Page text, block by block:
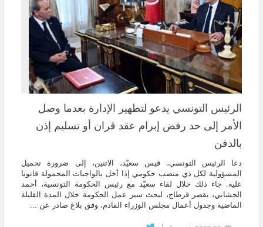
الرئيس التونسي يدعو لتطهير الإدارة بعدما وصل
الأمر إلى حد رفض إبرام عقد قران أو تسليم إذن
بالدفن
دعا الرئيس التونسي، قيس سعيّد، الاثنين، إلى ضرورة تحميل
المسؤولية لكل ذي منصب حكومي إذا أخل بالواجبات المحمولة قانونا
عليه. جاء ذلك خلال لقاء سعيّد مع رئيس الحكومة التونسية، أحمد
الحشاني، بقصر قرطاج، لبحث سير عمل الحكومة خلال المدة القليلة
الماضية وجدول أعمال مجلس الوزراء القادم، وفق بلاغ صادر عن ...